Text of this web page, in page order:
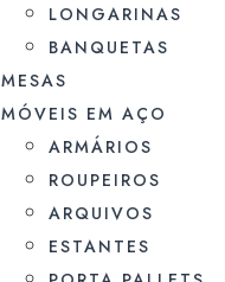
LONGARINAS
BANQUETAS
MESAS
MÓVEIS EM AÇO
ARMÁRIOS
ROUPEIROS
ARQUIVOS
ESTANTES